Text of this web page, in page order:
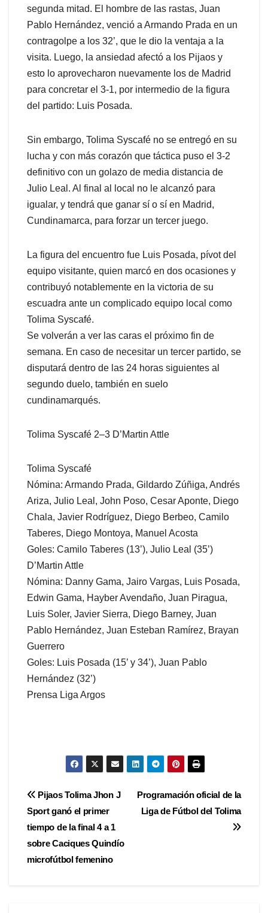
segunda mitad. El hombre de las rastas, Juan
Pablo Hernández, venció a Armando Prada en un
contragolpe a los 32’, que le dio la ventaja a la
visita. Luego, la ansiedad afectó a los Pijaos y
esto lo aprovecharon nuevamente los de Madrid
para concretar el 3-1, por intermedio de la figura
del partido: Luis Posada.
Sin embargo, Tolima Syscafé no se entregó en su
lucha y con más corazón que táctica puso el 3-2
definitivo con un golazo de media distancia de
Julio Leal. Al final al local no le alcanzó para
igualar, y tendrá que ganar sí o sí en Madrid,
Cundinamarca, para forzar un tercer juego.
La figura del encuentro fue Luis Posada, pívot del
equipo visitante, quien marcó en dos ocasiones y
contribuyó notablemente en la victoria de su
escuadra ante un complicado equipo local como
Tolima Syscafé.
Se volverán a ver las caras el próximo fin de
semana. En caso de necesitar un tercer partido, se
disputará dentro de las 24 horas siguientes al
segundo duelo, también en suelo
cundinamarqués.
Tolima Syscafé 2–3 D’Martin Attle
Tolima Syscafé
Nómina: Armando Prada, Gildardo Zúñiga, Andrés
Ariza, Julio Leal, John Poso, Cesar Aponte, Diego
Chala, Javier Rodríguez, Diego Berbeo, Camilo
Taberes, Diego Montoya, Manuel Acosta
Goles: Camilo Taberes (13’), Julio Leal (35’)
D’Martin Attle
Nómina: Danny Gama, Jairo Vargas, Luis Posada,
Edwin Gama, Hayber Avendaño, Juan Piragua,
Luis Soler, Javier Sierra, Diego Barney, Juan
Pablo Hernández, Juan Esteban Ramírez, Brayan
Guerrero
Goles: Luis Posada (15’ y 34’), Juan Pablo
Hernández (32’)
Prensa Liga Argos
Navegación
de
entradas
Programación oficial de la
Liga de Fútbol del Tolima
Pijaos Tolima Jhon J
Sport ganó el primer
tiempo de la final 4 a 1
sobre Caciques Quindío
microfútbol femenino